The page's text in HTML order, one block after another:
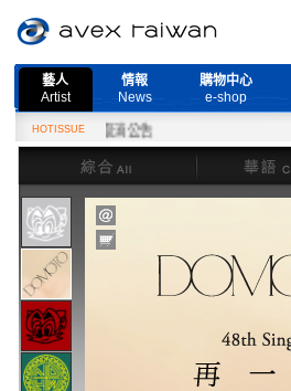
藝人
Artist
情報
News
購物中心
e-shop
HOTISSUE
會取消公告
綜合
華語